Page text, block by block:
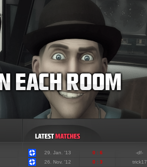
29. Jan. '13 0 : 6
-df-
26. Nov. '12
0 : 3
trick17